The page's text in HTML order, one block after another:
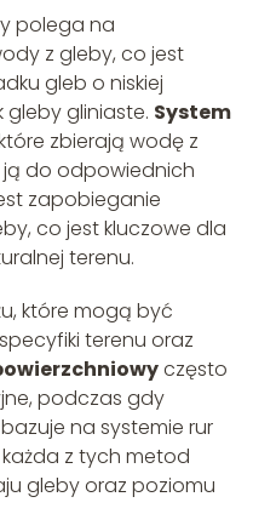
polega na
z gleby, co jest
gleb o niskiej
gleby gliniaste. System
zbierają wodę z
ją do odpowiednich
zapobieganie
co jest kluczowe dla
terenu.
które mogą być
terenu oraz
często
podczas gdy
na systemie rur
z tych metod
gleby oraz poziomu